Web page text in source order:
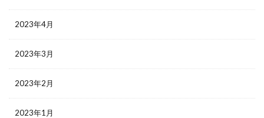
2023年4月
2023年3月
2023年2月
2023年1月